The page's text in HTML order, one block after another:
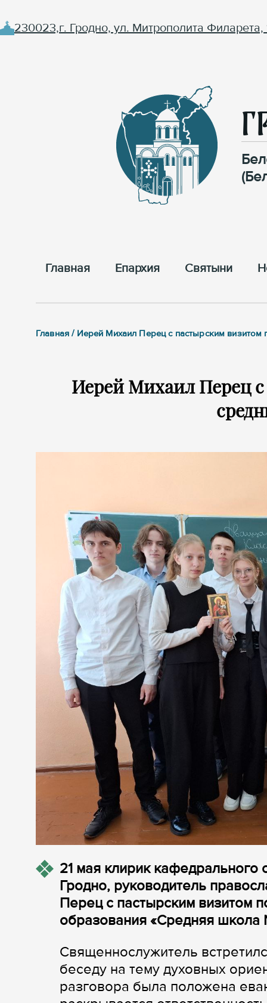
230023,г. Гродно, ул. Митрополита Филарета,
Главная Епархия Cвятыни
Главная / Иерей Михаил Перец с пастырским
Иерей Михаил Перец
21 мая клирик
Гродно, руководитель
Перец с пастырским визитом
образования «Средняя
Священнослужитель
беседу на тему духовных
разговора была положена